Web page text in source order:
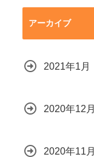
アーカイブ
2021年1月
2020年12月
2020年11月